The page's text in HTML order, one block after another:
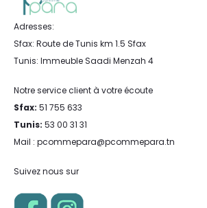
Adresses:
Sfax: Route de Tunis km 1.5 Sfax
Tunis: Immeuble Saadi Menzah 4
Notre service client à votre écoute
Sfax: 51 755 633
Tunis: 53 00 31 31
Mail : pcommepara@pcommepara.tn
Suivez nous sur